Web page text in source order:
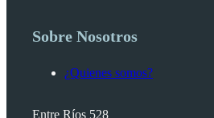
Sobre Nosotros
¿Quienes somos?
Entre Ríos 528